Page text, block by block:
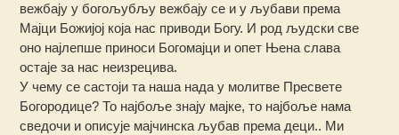
вежбају у богољубљу вежбају се и у љубави према
Мајци Божијој која нас приводи Богу. И род људски све
оно најлепше приноси Богомајци и опет Њена слава
остаје за нас неизрецива.
У чему се састоји та наша нада у молитве Пресвете
Богородице? То најбоље знају мајке, то најбоље нама
сведочи и описује мајчинска љубав према деци.. Ми